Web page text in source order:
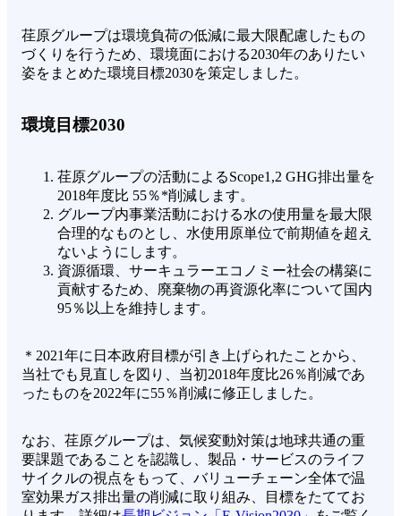
荏原グループは環境負荷の低減に最大限配慮したもの
づくりを行うため、環境面における2030年のありたい
姿をまとめた環境目標2030を策定しました。
環境目標2030
荏原グループの活動によるScope1,2 GHG排出量を
2018年度比 55％*削減します。
グループ内事業活動における水の使用量を最大限
合理的なものとし、水使用原単位で前期値を超え
ないようにします。
資源循環、サーキュラーエコノミー社会の構築に
貢献するため、廃棄物の再資源化率について国内
95％以上を維持します。
＊2021年に日本政府目標が引き上げられたことから、
当社でも見直しを図り、当初2018年度比26％削減であ
ったものを2022年に55％削減に修正しました。
なお、荏原グループは、気候変動対策は地球共通の重
要課題であることを認識し、製品・サービスのライフ
サイクルの視点をもって、バリューチェーン全体で温
室効果ガス排出量の削減に取り組み、目標をたててお